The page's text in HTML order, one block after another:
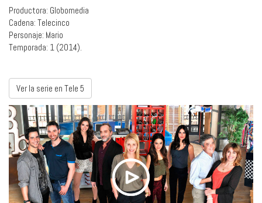
Productora: Globomedia
Cadena: Telecinco
Personaje: Mario
Temporada: 1 (2014).
Ver la serie en Tele 5